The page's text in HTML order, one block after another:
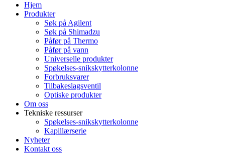
Hjem
Produkter
Søk på Agilent
Søk på Shimadzu
Påfør på Thermo
Påfør på vann
Universelle produkter
Spøkelses-snikskytterkolonne
Forbruksvarer
Tilbakeslagsventil
Optiske produkter
Om oss
Tekniske ressurser
Spøkelses-snikskytterkolonne
Kapillærserie
Nyheter
Kontakt oss